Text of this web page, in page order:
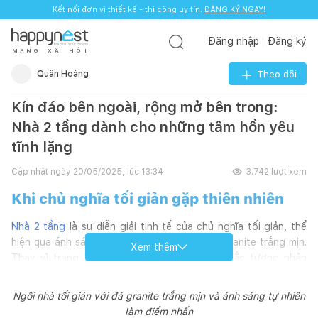
Kết nối đơn vị thiết kế - thi công uy tín. ĐĂNG KÝ NGAY!
M Ạ N G X Ã H Ộ I
Đăng nhập Đăng ký
Quân Hoàng Theo dõi
Kín đáo bên ngoài, rộng mở bên trong:
Nhà 2 tầng dành cho những tâm hồn yêu
tĩnh lặng
Cập nhật ngày 20/05/2025, lúc 13:34 3.742 lượt xem
Khi chủ nghĩa tối giản gặp thiên nhiên
Nhà 2 tầng là sự diễn giải tinh tế của chủ nghĩa tối giản, thể
hiện qua ánh sáng, bóng đổ và chất liệu đá granite trắng mịn.
Thay vì trang trí cầu kỳ hay sử dụng màu sắc tương phản
ánh sáng, chất liệu và không gian để tạo nên chiều sâu. Bóng
cây đổ lên nền đá trắng vào mỗi khung giờ khác nhau đã đủ
Xem thêm
Ngôi nhà tối giản với đá granite trắng mịn và ánh sáng tự nhiên
làm điểm nhấn